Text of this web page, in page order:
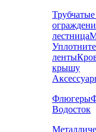
лестница
ленты
крышу
Флюгеры
Водосток